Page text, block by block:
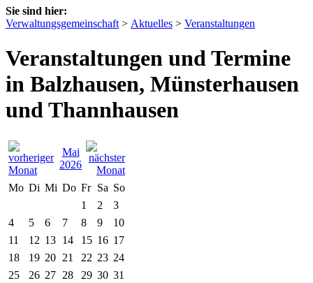
Sie sind hier:
Verwaltungsgemeinschaft > Aktuelles > Veranstaltungen
Veranstaltungen und Termine
in Balzhausen, Münsterhausen
und Thannhausen
Mai
2026
Mo Di Mi Do Fr Sa So
1
2
3
4
5 6 7 8 9
10
11
12 13 14 15 16 17
18
19 20 21 22 23 24
25
26 27 28 29 30 31